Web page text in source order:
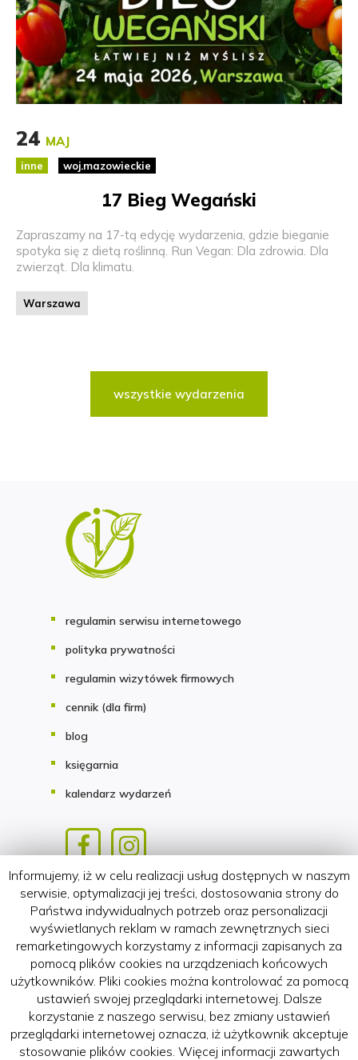
24 MAJ
inne woj.mazowieckie
17 Bieg Wegański
Zapraszamy na 17-tą edycję wydarzenia, gdzie bieganie
spotyka się z dietą roślinną. Run Vegan: Dla zdrowia. Dla
zwierząt. Dla klimatu.
Warszawa
wszystkie wydarzenia
regulamin serwisu internetowego
polityka prywatności
regulamin wizytówek firmowych
cennik (dla firm)
blog
księgarnia
kalendarz wydarzeń
Copyright 2018-2026 HATTERIA.PL
Informujemy, iż w celu realizacji usług dostępnych w naszym
serwisie, optymalizacji jej treści, dostosowania strony do
Państwa indywidualnych potrzeb oraz personalizacji
wyświetlanych reklam w ramach zewnętrznych sieci
remarketingowych korzystamy z informacji zapisanych za
pomocą plików cookies na urządzeniach końcowych
użytkowników. Pliki cookies można kontrolować za pomocą
ustawień swojej przeglądarki internetowej. Dalsze
korzystanie z naszego serwisu, bez zmiany ustawień
przeglądarki internetowej oznacza, iż użytkownik akceptuje
stosowanie plików cookies. Więcej informacji zawartych